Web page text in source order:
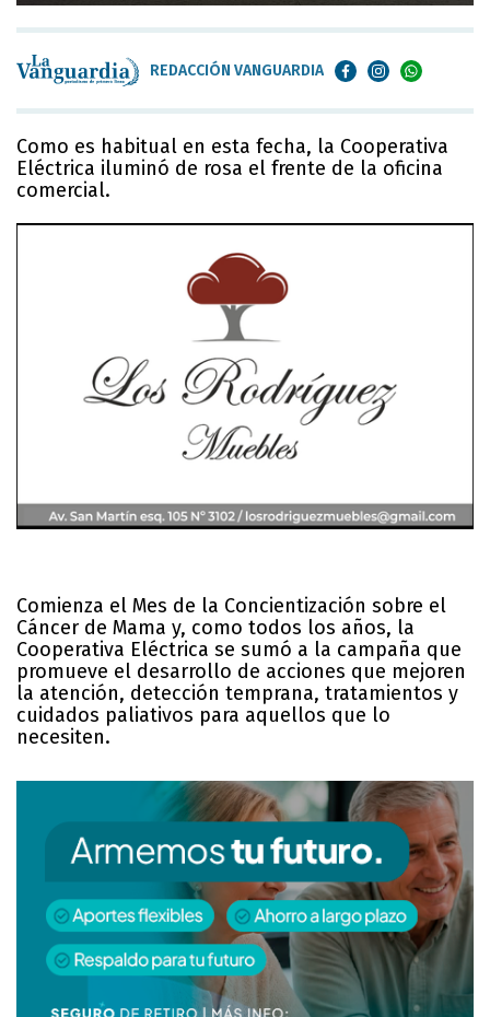
REDACCIÓN VANGUARDIA
Como es habitual en esta fecha, la Cooperativa
Eléctrica iluminó de rosa el frente de la oficina
comercial.
Comienza el Mes de la Concientización sobre el
Cáncer de Mama y, como todos los años, la
Cooperativa Eléctrica se sumó a la campaña que
promueve el desarrollo de acciones que mejoren
la atención, detección temprana, tratamientos y
cuidados paliativos para aquellos que lo
necesiten.